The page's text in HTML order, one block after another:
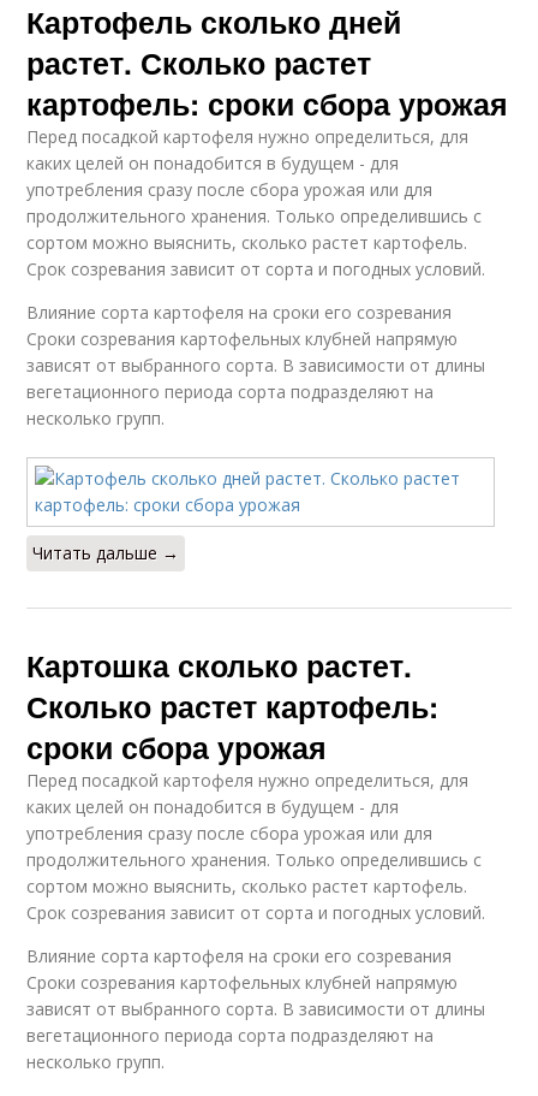
Картофель сколько дней
растет. Сколько растет
картофель: сроки сбора урожая
Перед посадкой картофеля нужно определиться, для
каких целей он понадобится в будущем - для
употребления сразу после сбора урожая или для
продолжительного хранения. Только определившись с
сортом можно выяснить, сколько растет картофель.
Срок созревания зависит от сорта и погодных условий.
Влияние сорта картофеля на сроки его созревания
Сроки созревания картофельных клубней напрямую
зависят от выбранного сорта. В зависимости от длины
вегетационного периода сорта подразделяют на
несколько групп.
Читать дальше →
Картошка сколько растет.
Сколько растет картофель:
сроки сбора урожая
Перед посадкой картофеля нужно определиться, для
каких целей он понадобится в будущем - для
употребления сразу после сбора урожая или для
продолжительного хранения. Только определившись с
сортом можно выяснить, сколько растет картофель.
Срок созревания зависит от сорта и погодных условий.
Влияние сорта картофеля на сроки его созревания
Сроки созревания картофельных клубней напрямую
зависят от выбранного сорта. В зависимости от длины
вегетационного периода сорта подразделяют на
несколько групп.